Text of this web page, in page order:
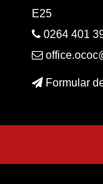
E25
0264 401
Formular